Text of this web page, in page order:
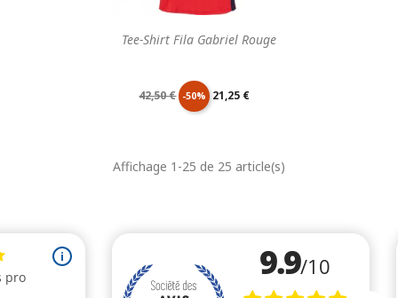
Tee-Shirt Fila Gabriel Rouge
Prix
base
42,50 € -50% Prix
21,25 €
Affichage 1-25 de 25 article(s)